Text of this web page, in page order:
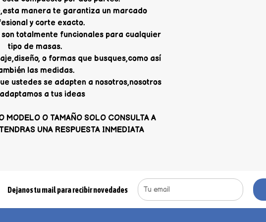
manera te garantiza un marcado
y corte exacto.
son totalmente funcionales para cualquier
tipo de masas.
o formas que busques,como así
las medidas.
ustedes se adapten a nosotros,nosotros
a tus ideas
MODELO O TAMAÑO SOLO CONSULTA A
UNA RESPUESTA INMEDIATA
Dejanos tu mail para recibir novedades